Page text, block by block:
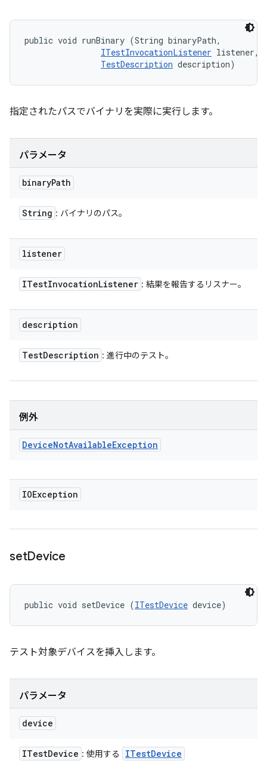
public void runBinary (String binaryPath,
ITestInvocationListener listener,
TestDescription description)
指定されたパスでバイナリを実際に実行します。
パラメータ
binaryPath
String : バイナリのパス。
listener
ITestInvocationListener : 結果を報告するリスナー。
description
TestDescription : 進行中のテスト。
例外
DeviceNotAvailableException
IOException
setDevice
public void setDevice (ITestDevice device)
テスト対象デバイスを挿入します。
パラメータ
device
ITestDevice : 使用する ITestDevice